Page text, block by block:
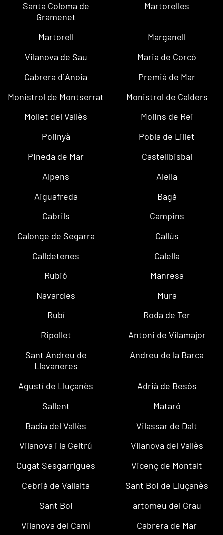
Santa Coloma de
Gramenet
Martorelles
Martorell
Marganell
Vilanova de Sau
Maria de Corcó
Cabrera d´Anoia
Premià de Mar
Monistrol de Montserrat
Monistrol de Calders
Mollet del Vallès
Molins de Rei
Polinyà
Pobla de Lillet
Pineda de Mar
Castellbisbal
Alpens
Alella
Aiguafreda
Bagà
Cabrils
Campins
Calonge de Segarra
Callús
Calldetenes
Calella
Rubió
Manresa
Navarcles
Mura
Rubí
Roda de Ter
Ripollet
Antoni de Vilamajor
Sant Andreu de
Llavaneres
Andreu de la Barca
Agustí de Lluçanès
Adrià de Besòs
Sallent
Mataró
Badia del Vallès
Vilassar de Dalt
Vilanova i la Geltrú
Vilanova del Vallès
Cugat Sesgarrigues
Vicenç de Montalt
Cebrià de Vallalta
Sant Boi de Lluçanès
Sant Boi
artomeu del Grau
Vilanova del Camí
Cabrera de Mar